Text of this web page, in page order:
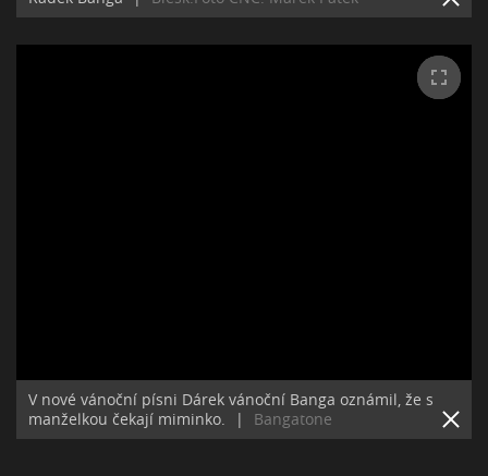
V nové vánoční písni Dárek vánoční Banga oznámil, že s
manželkou čekají miminko.
| Bangatone